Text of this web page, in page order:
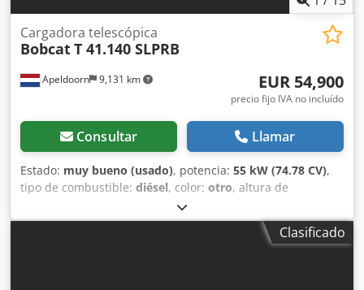
Apeldoorn 9,131 km
Cargadora telescópica
BobcatT 41.140 SLPRB
EUR 54,900
precio fijo IVA no incluído
Consultar Llamar
Estado: muy bueno (usado), potencia: 55 kW (74.78 CV),
tipo de combustible: diésel, color: otro, altura de
, tipo de mástil:
fabricación:2022, horas de funcionamiento:1,210 h,
Información general Año de fabricación: 2022 Información
Clasificado